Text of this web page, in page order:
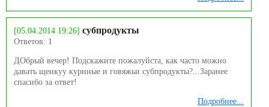
[05.04.2014 19:26] субпродукты
Ответов: 1
ДОбрый вечер! Подскажите пожалуйста, как часто можно
давать щенкуу куриные и говяжьи субпродукты?...Заранее
спасибо за ответ!
Подробнее...